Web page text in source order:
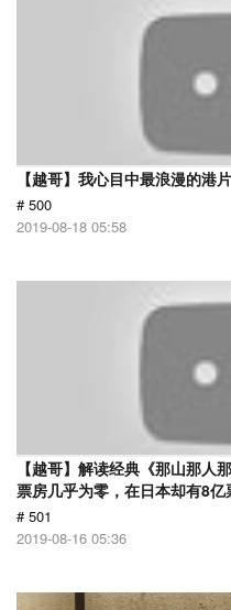
【越哥】我心目中最浪漫的港
# 500
2019-08-18 05:58
【越哥】解读经典《那山那人
票房几乎为零，在日本却有8亿
# 501
2019-08-16 05:36